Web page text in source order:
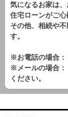
気になるお家は、
住宅ローンがご心
その他、相続や
す。
※お電話の場合：
※メールの場合：
ください。